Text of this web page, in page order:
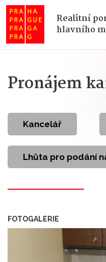
Realitní
hlavního
Pronájem
kancelář
Lhůta pro podání
FOTOGALERIE